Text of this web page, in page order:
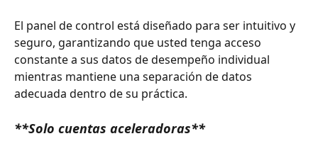
El panel de control está diseñado para ser intuitivo y
seguro, garantizando que usted tenga acceso
constante a sus datos de desempeño individual
mientras mantiene una separación de datos
adecuada dentro de su práctica.
**Solo cuentas aceleradoras**